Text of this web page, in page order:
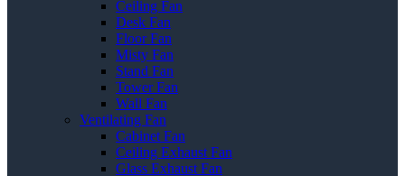
Ceiling Fan
Desk Fan
Floor Fan
Misty Fan
Stand Fan
Tower Fan
Wall Fan
Ventilating Fan
Cabinet Fan
Ceiling Exhaust Fan
Glass Exhaust Fan